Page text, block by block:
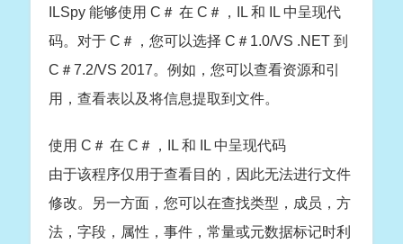
ILSpy 能够使用 C＃ 在 C＃，IL 和 IL 中呈现代
码。对于 C＃，您可以选择 C＃1.0/VS .NET 到
C＃7.2/VS 2017。例如，您可以查看资源和引
用，查看表以及将信息提取到文件。
使用 C＃ 在 C＃，IL 和 IL 中呈现代码
由于该程序仅用于查看目的，因此无法进行文件
修改。另一方面，您可以在查找类型，成员，方
法，字段，属性，事件，常量或元数据标记时利